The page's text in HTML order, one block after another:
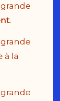
.
à la